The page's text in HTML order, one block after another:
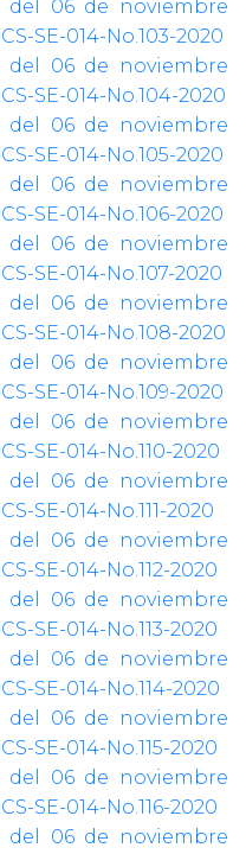
del 06 de noviembre
SE-014-No.103-2020
del 06 de noviembre
SE-014-No.104-2020
del 06 de noviembre
SE-014-No.105-2020
del 06 de noviembre
SE-014-No.106-2020
del 06 de noviembre
SE-014-No.107-2020
del 06 de noviembre
SE-014-No.108-2020
del 06 de noviembre
SE-014-No.109-2020
del 06 de noviembre
SE-014-No.110-2020
del 06 de noviembre
SE-014-No.111-2020
del 06 de noviembre
SE-014-No.112-2020
del 06 de noviembre
SE-014-No.113-2020
del 06 de noviembre
SE-014-No.114-2020
del 06 de noviembre
SE-014-No.115-2020
del 06 de noviembre
SE-014-No.116-2020
del 06 de noviembre